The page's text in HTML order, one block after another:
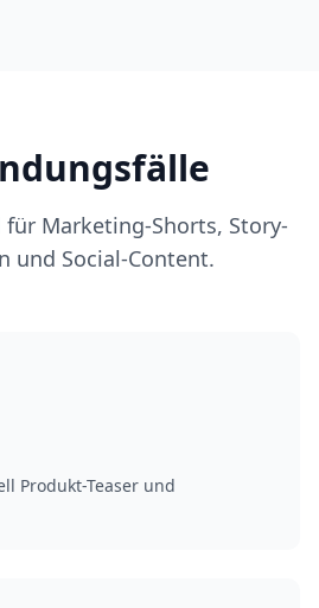
Marketing-Shorts, Story-
und Social-Content.
Produkt-Teaser und